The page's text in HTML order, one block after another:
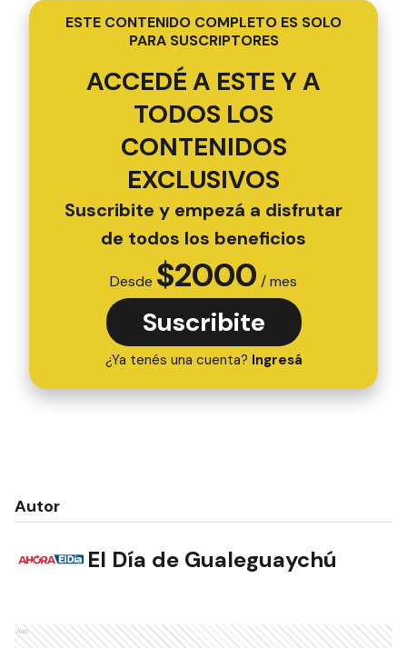
ESTE CONTENIDO COMPLETO ES SOLO
PARA SUSCRIPTORES
ACCEDÉ A ESTE Y A
TODOS LOS
CONTENIDOS
EXCLUSIVOS
Suscribite y empezá a disfrutar
de todos los beneficios
Desde $2000 / mes
Suscribite
¿Ya tenés una cuenta? Ingresá
Autor
El Día de Gualeguaychú
Ads